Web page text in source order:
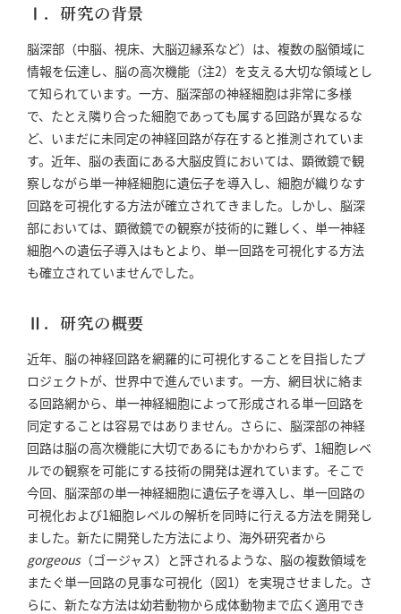
Ⅰ．研究の背景
脳深部（中脳、視床、大脳辺縁系など）は、複数の脳領域に
情報を伝達し、脳の高次機能（注2）を支える大切な領域とし
て知られています。一方、脳深部の神経細胞は非常に多様
で、たとえ隣り合った細胞であっても属する回路が異なるな
ど、いまだに未同定の神経回路が存在すると推測されていま
す。近年、脳の表面にある大脳皮質においては、顕微鏡で観
察しながら単一神経細胞に遺伝子を導入し、細胞が織りなす
回路を可視化する方法が確立されてきました。しかし、脳深
部においては、顕微鏡での観察が技術的に難しく、単一神経
細胞への遺伝子導入はもとより、単一回路を可視化する方法
も確立されていませんでした。
Ⅱ．研究の概要
近年、脳の神経回路を網羅的に可視化することを目指したプ
ロジェクトが、世界中で進んでいます。一方、網目状に絡ま
る回路網から、単一神経細胞によって形成される単一回路を
同定することは容易ではありません。さらに、脳深部の神経
回路は脳の高次機能に大切であるにもかかわらず、1細胞レベ
ルでの観察を可能にする技術の開発は遅れています。そこで
今回、脳深部の単一神経細胞に遺伝子を導入し、単一回路の
可視化および1細胞レベルの解析を同時に行える方法を開発し
ました。新たに開発した方法により、海外研究者から
gorgeous（ゴージャス）と評されるような、脳の複数領域を
またぐ単一回路の見事な可視化（図1）を実現させました。さ
らに、新たな方法は幼若動物から成体動物まで広く適用でき